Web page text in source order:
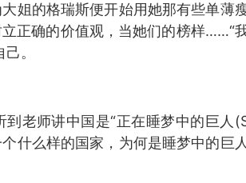
姐的格瑞斯便开始用她那有些单薄
正确的价值观，当她们的榜样……“
。
老师讲中国是“正在睡梦中的巨人
什么样的国家，为何是睡梦中的巨